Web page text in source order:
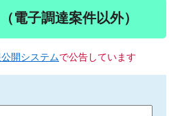
電子調達案件以外）
開システムで公告しています